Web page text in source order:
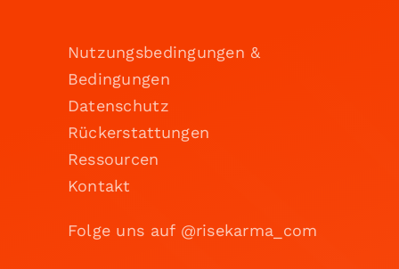
Nutzungsbedingungen &
Bedingungen
Datenschutz
Rückerstattungen
Ressourcen
Kontakt
Folge uns auf @risekarma_com